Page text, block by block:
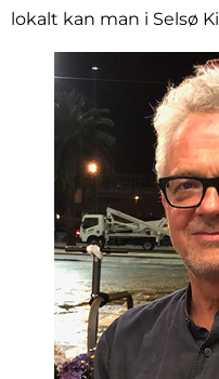
lokalt kan man i Selsø